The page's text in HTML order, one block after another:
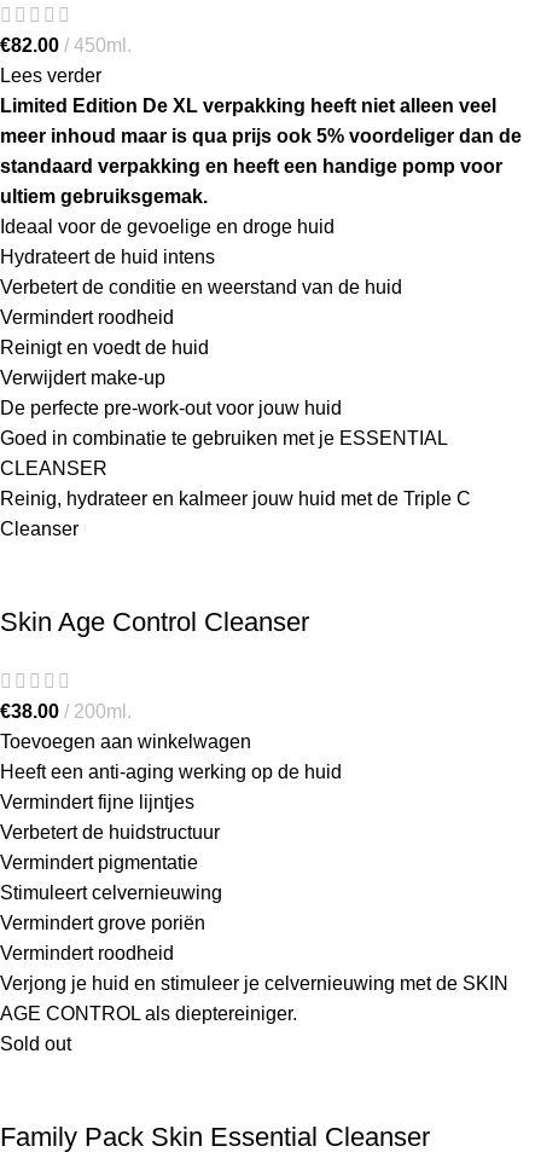
€82.00
450ml.
Lees verder
Limited Edition De XL verpakking heeft niet alleen veel
meer inhoud maar is qua prijs ook 5% voordeliger dan de
standaard verpakking en heeft een handige pomp voor
ultiem gebruiksgemak.
Ideaal voor de gevoelige en droge huid
Hydrateert de huid intens
Verbetert de conditie en weerstand van de huid
Vermindert roodheid
Reinigt en voedt de huid
Verwijdert make-up
De perfecte pre-work-out voor jouw huid
Goed in combinatie te gebruiken met je ESSENTIAL
CLEANSER
Reinig, hydrateer en kalmeer jouw huid met de Triple C
Cleanser
Skin Age Control Cleanser
€38.00
200ml.
Toevoegen aan winkelwagen
Heeft een anti-aging werking op de huid
Vermindert fijne lijntjes
Verbetert de huidstructuur
Vermindert pigmentatie
Stimuleert celvernieuwing
Vermindert grove poriën
Vermindert roodheid
Verjong je huid en stimuleer je celvernieuwing met de SKIN
AGE CONTROL als dieptereiniger.
Sold out
Family Pack Skin Essential Cleanser